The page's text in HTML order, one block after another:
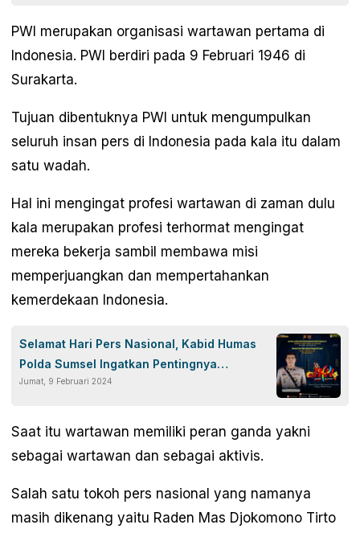
PWI merupakan organisasi wartawan pertama di
Indonesia. PWI berdiri pada 9 Februari 1946 di
Surakarta.
Tujuan dibentuknya PWI untuk mengumpulkan
seluruh insan pers di Indonesia pada kala itu dalam
satu wadah.
Hal ini mengingat profesi wartawan di zaman dulu
kala merupakan profesi terhormat mengingat
mereka bekerja sambil membawa misi
memperjuangkan dan mempertahankan
kemerdekaan Indonesia.
Selamat Hari Pers Nasional, Kabid Humas
Polda Sumsel Ingatkan Pentingnya
Pemberitaan Bertanggung Jawab
Jumat, 9 Februari 2024
Saat itu wartawan memiliki peran ganda yakni
sebagai wartawan dan sebagai aktivis.
Salah satu tokoh pers nasional yang namanya
masih dikenang yaitu Raden Mas Djokomono Tirto